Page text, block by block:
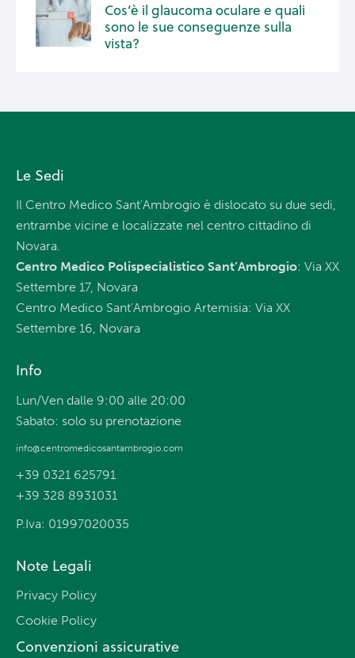
Cos’è il glaucoma oculare e quali
sono le sue conseguenze sulla
vista?
Le Sedi
Il Centro Medico Sant’Ambrogio è dislocato su due sedi,
entrambe vicine e localizzate nel centro cittadino di
Novara.
Centro Medico Polispecialistico Sant’Ambrogio: Via XX
Settembre 17, Novara
Centro Medico Sant’Ambrogio Artemisia: Via XX
Settembre 16, Novara
Info
Lun/Ven dalle 9:00 alle 20:00
Sabato: solo su prenotazione
info@centromedicosantambrogio.com
+39 0321 625791
+39 328 8931031
P.Iva: 01997020035
Note Legali
Privacy Policy
Cookie Policy
Convenzioni assicurative